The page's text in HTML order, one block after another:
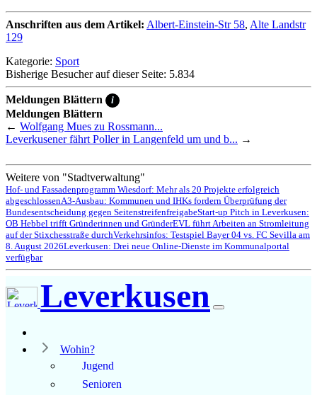
Anschriften aus dem Artikel: Albert-Einstein-Str 58, Alte Landstr
129
Kategorie: Sport
Bisherige Besucher auf dieser Seite: 5.834
Meldungen Blättern i
Meldungen Blättern
← Wolfgang Mues zu Rossmann...
Leverkusener fährt Poller in Langenfeld um und b... →
Weitere von "Stadtverwaltung"
Hof- und Fassadenprogramm Wiesdorf: Mehr als 20 Projekte erfolgreich
abgeschlossenA3-Ausbau: Kommunen und IHKs fordern Überprüfung der
Bundesentscheidung gegen SeitenstreifenfreigabeStart-up Pitch in Leverkusen:
OB Hebbel trifft Gründerinnen und GründerEVL führt Arbeiten an Stromleitung
auf der Stixchesstraße durchVerkehrsinfos: Testspiel Bayer 04 vs. FC Sevilla am
8. August 2026Leverkusen: Drei neue Online-Dienste im Kommunalportal
verfügbar
Leverkusen
Wohin?
Jugend
Senioren